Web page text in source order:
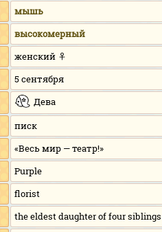
мышь
высокомерный
женский ♀
5 сентября
Дева
писк
«Весь мир — театр!»
Purple
florist
the eldest daughter of four siblings